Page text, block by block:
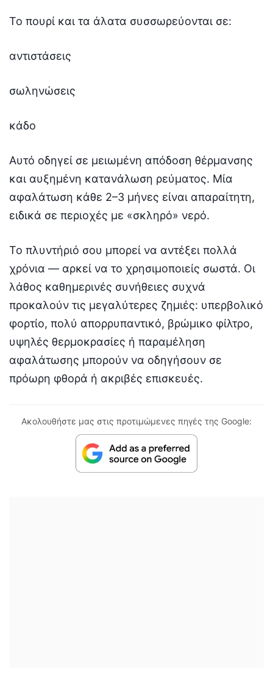
Το πουρί και τα άλατα συσσωρεύονται σε:
αντιστάσεις
σωληνώσεις
κάδο
Αυτό οδηγεί σε μειωμένη απόδοση θέρμανσης
και αυξημένη κατανάλωση ρεύματος. Μία
αφαλάτωση κάθε 2–3 μήνες είναι απαραίτητη,
ειδικά σε περιοχές με «σκληρό» νερό.
Το πλυντήριό σου μπορεί να αντέξει πολλά
χρόνια — αρκεί να το χρησιμοποιείς σωστά. Οι
λάθος καθημερινές συνήθειες συχνά
προκαλούν τις μεγαλύτερες ζημιές: υπερβολικό
φορτίο, πολύ απορρυπαντικό, βρώμικο φίλτρο,
υψηλές θερμοκρασίες ή παραμέληση
αφαλάτωσης μπορούν να οδηγήσουν σε
πρόωρη φθορά ή ακριβές επισκευές.
Ακολουθήστε μας στις προτιμώμενες πηγές της Google: